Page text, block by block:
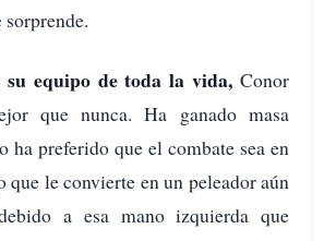
sorprende.
su equipo de toda la vida, Conor
que nunca. Ha ganado masa
ha preferido que el combate sea en
que le convierte en un peleador aún
a esa mano izquierda que